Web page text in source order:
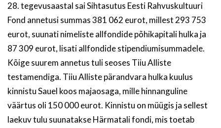
28. tegevusaastal sai Sihtasutus Eesti Rahvuskultuuri
Fond annetusi summas 381 062 eurot, millest 293 753
eurot, suunati nimeliste allfondide põhikapitali hulka ja
87 309 eurot, lisati allfondide stipendiumisummadele.
Kõige suurem annetus tuli seoses Tiiu Alliste
testamendiga. Tiiu Alliste pärandvara hulka kuulus
kinnistu Sauel koos majaosaga, mille hinnanguline
väärtus oli 150 000 eurot. Kinnistu on müügis ja sellest
laekuv tulu suunatakse Härmatali fondi, mis toetab